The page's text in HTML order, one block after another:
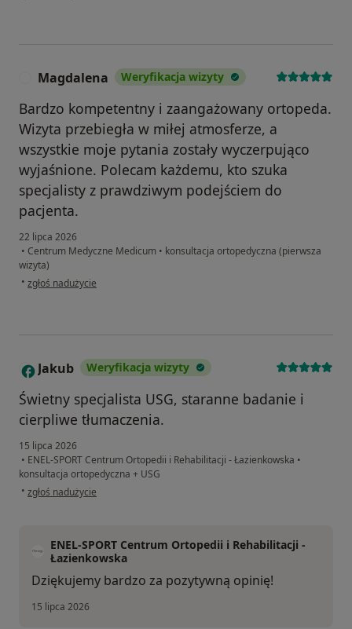
Magdalena Weryfikacja wizyty
Bardzo kompetentny i zaangażowany ortopeda.
Wizyta przebiegła w miłej atmosferze, a
wszystkie moje pytania zostały wyczerpująco
wyjaśnione. Polecam każdemu, kto szuka
specjalisty z prawdziwym podejściem do
pacjenta.
22 lipca 2026
• Centrum Medyczne Medicum • konsultacja ortopedyczna (pierwsza
wizyta)
• w opinii użytkownika Magdalena
zgłoś nadużycie
J Jakub Weryfikacja wizyty
Świetny specjalista USG, staranne badanie i
cierpliwe tłumaczenia.
15 lipca 2026
• ENEL-SPORT Centrum Ortopedii i Rehabilitacji - Łazienkowska •
konsultacja ortopedyczna + USG
• w opinii użytkownika Jakub
zgłoś nadużycie
ENEL-SPORT Centrum Ortopedii i Rehabilitacji -
Łazienkowska
Dziękujemy bardzo za pozytywną opinię!
15 lipca 2026